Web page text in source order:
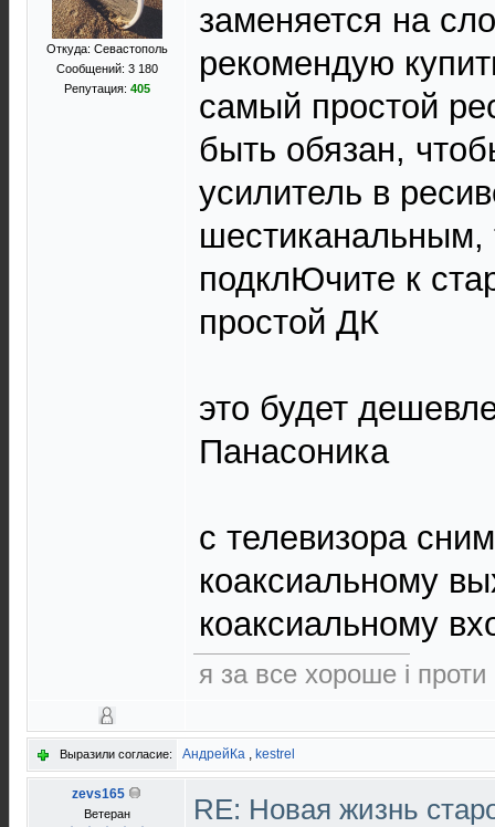
Откуда: Севастополь
Сообщений: 3 180
Репутация: 405
заменяется на
рекомендую
самый простой
быть обязан,
усилитель в
шестиканальным,
подклЮчите к
простой ДК
это будет
Панасоника
с телевизора
коаксиальному
коаксиальному
я за все хороше і проти
Выразили согласие: АндрейКа , kestrel
zevs165
Ветеран RE: Новая жизнь